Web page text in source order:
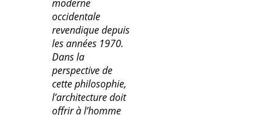
moderne
occidentale
revendique depuis
les années 1970.
Dans la
perspective de
cette philosophie,
l’architecture doit
offrir à l’homme